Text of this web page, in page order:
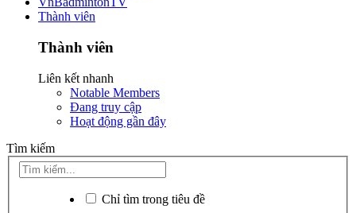
Thành viên
Thành viên
Liên kết nhanh
Notable Members
Đang truy cập
Hoạt động gần đây
Tìm kiếm
Chỉ tìm trong tiêu đề